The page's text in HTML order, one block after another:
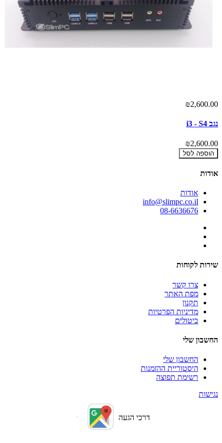
₪2,600.00
נגב i3 - S4
₪2,600.00
הוספה לסל
אודות
אודות
info@slimpc.co.il
08-6636676
שירות לקוחות
צרו קשר
מפת האתר
תקנון
מדיניות הפרטיות
ביטולים
החשבון שלי
החשבון שלי
היסטוריית ההזמנות
רשימת תפוצה
נגישות
דרכי הגעה